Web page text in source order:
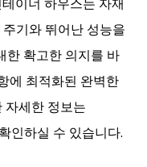
기와 뛰어난 성능을
한 확고한 의지를 바
에 최적화된 완벽한
자세한 정보는
하실 수 있습니다.